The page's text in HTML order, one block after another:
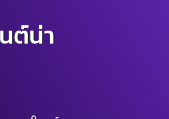
ต์น่า